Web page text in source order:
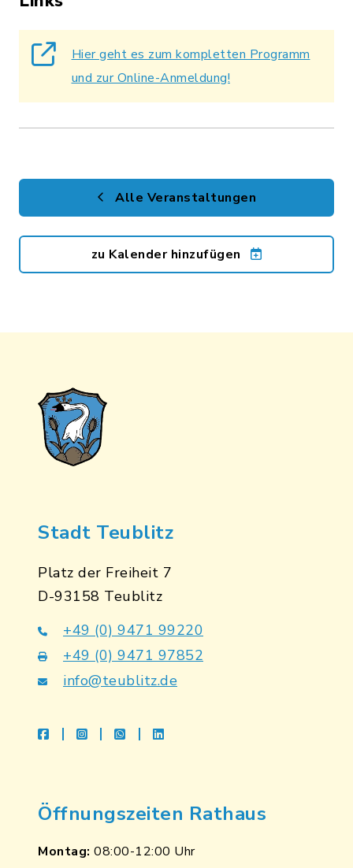
Hier geht es zum kompletten Programm
und zur Online-Anmeldung!
Alle Veranstaltungen
zu Kalender hinzufügen
Stadt Teublitz
Platz der Freiheit 7
D-93158 Teublitz
+49 (0) 9471 99220
+49 (0) 9471 97852
info@teublitz.de
facebookinstagramwhatsapplinkedin
Öffnungszeiten Rathaus
Montag: 08:00-12:00 Uhr